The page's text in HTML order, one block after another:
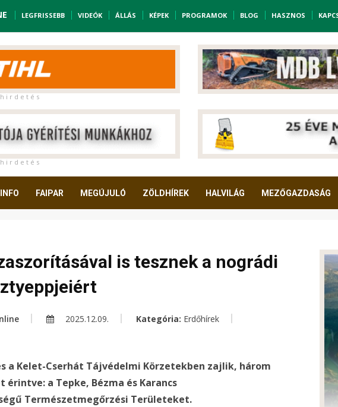
LEGFRISSEBB VIDEÓK ÁLLÁS KÉPEK PROGRAMOK BLOG HASZNOS
h i r d e t é s
h i r d e t é s
FAIPAR MEGÚJULÓ ZÖLDHÍREK HALVILÁG MEZŐGAZDASÁG
is tesznek a nográdi
2025.12.09. Kategória: Erdőhírek
a Kelet-Cserhát Tájvédelmi Körzetekben zajlik, három
a Tepke, Bézma és Karancs
Természetmegőrzési Területeket.